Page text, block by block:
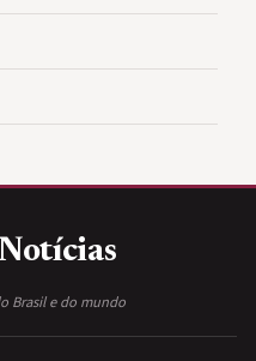
Notícias
Brasil e do mundo